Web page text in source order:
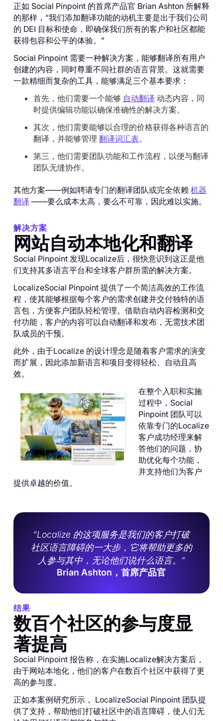
正如 Social Pinpoint 的首席产品官 Brian Ashton 所解释
的那样，“我们添加翻译功能的动机主要是出于我们公司
的 DEI 目标和使命，即确保我们所有的客户和社区都能
获得包容和公平的体验。”
Social Pinpoint 需要一种解决方案，能够翻译所有用户
创建的内容，同时尊重不同社群的语言背景。这就需要
一款精细而复杂的工具，能够满足三个基本要求：
首先，他们需要一个能够 自动翻译 动态内容，同
时提供编辑功能以确保准确性的解决方案。
其次，他们需要能够以合理的价格获得各种语言的
翻译，并能够管理 翻译词汇表。
第三，他们需要团队功能和工作流程，以便与翻译
团队无缝协作。
其他方案——例如聘请专门的翻译团队或完全依赖 机器
翻译 ——要么成本太高，要么不可靠，因此难以实施。
解决方案
网站自动本地化和翻译
Social Pinpoint 发现Localize后，很快意识到这正是他
们支持其多语言平台和全球客户群所需的解决方案。
LocalizeSocial Pinpoint 提供了一个简洁高效的工作流
程，使其能够根据每个客户的需求创建并交付独特的语
言包，方便客户团队轻松管理。借助自动内容检测和交
付功能，客户的内容可以自动翻译和发布，无需技术团
队成员的干预。
此外，由于Localize 的设计理念是随着客户需求的演变
而扩展，因此添加新语言和项目变得轻松、自动且高
效。
在整个入职和实施
过程中，Social
Pinpoint 团队可以
依靠专门的Localize
客户成功经理来解
答他们的问题，协
助优化每个功能，
并支持他们为客户
提供卓越的价值。
“Localize 的这项服务是我们的客户打破
社区语言障碍的一大步，它将帮助更多的
人参与其中，无论他们说什么语言。”
Brian Ashton，首席产品官
结果
数百个社区的参与度显
著提高
Social Pinpoint 报告称，在实施Localize解决方案后，
由于网站本地化，他们的客户在数百个社区中获得了更
高的参与度。
正如本案例研究所示， LocalizeSocial Pinpoint 团队提
供了支持，帮助他们打破社区中的语言障碍，使人们无